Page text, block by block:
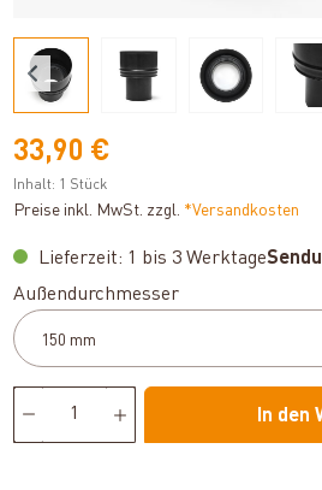
33,90 €
Inhalt: 1 Stück
Preise inkl. MwSt. zzgl. *Versandkosten
Lieferzeit: 1 bis 3 Werktage
Außendurchmesserauswählen
In den